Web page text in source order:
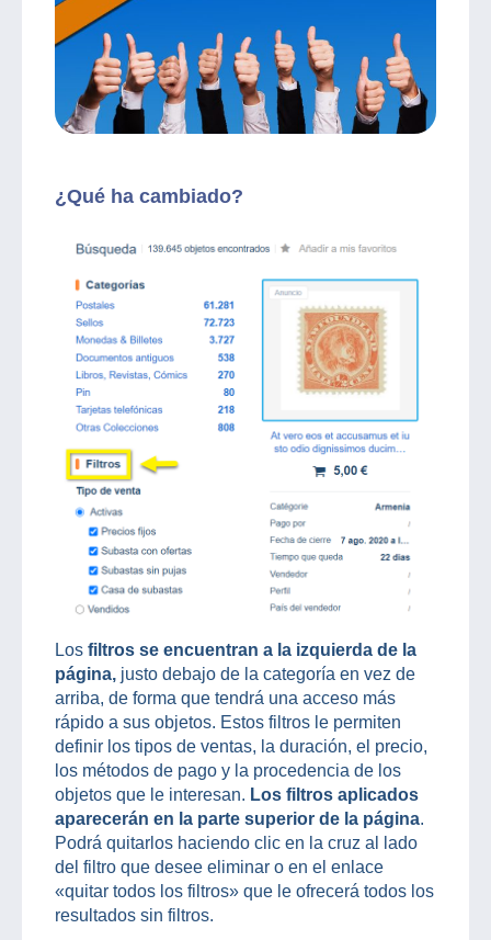
¿Qué ha cambiado?
Los filtros se encuentran a la izquierda de la
página, justo debajo de la categoría en vez de
arriba, de forma que tendrá una acceso más
rápido a sus objetos. Estos filtros le permiten
definir los tipos de ventas, la duración, el precio,
los métodos de pago y la procedencia de los
objetos que le interesan. Los filtros aplicados
aparecerán en la parte superior de la página.
Podrá quitarlos haciendo clic en la cruz al lado
del filtro que desee eliminar o en el enlace
«quitar todos los filtros» que le ofrecerá todos los
resultados sin filtros.